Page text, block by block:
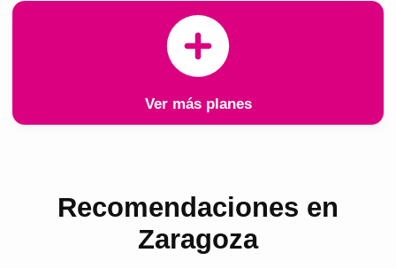
Ver más planes
Recomendaciones en
Zaragoza